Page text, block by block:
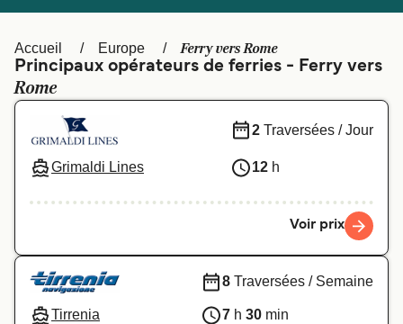
Deutschland Schweiz (DE)
Indonesia
Accueil Europe Ferry vers Rome
Principaux opérateurs de ferries - Ferry vers
Rome
Grimaldi Lines
2 Traversées / Jour
12 h
Voir prix
Tirrenia
8 Traversées / Semaine
7 h 30 min